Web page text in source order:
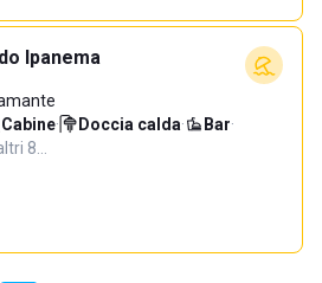
Ipanema
Cabine· Doccia calda· Bar·
8…